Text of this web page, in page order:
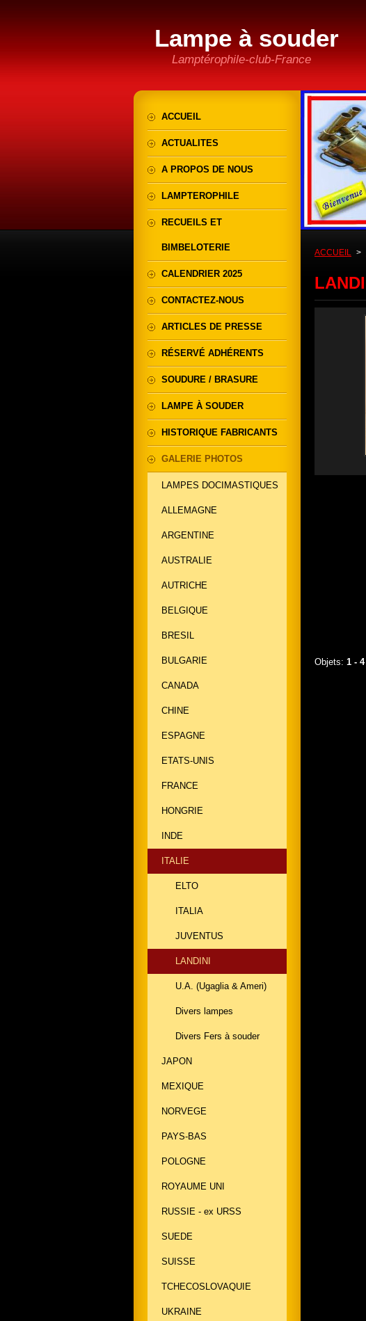
Lampe à souder
Lamptérophile-club-France
ACCUEIL >
Objets: 1 -
ACCUEIL
ACTUALITES
A PROPOS DE NOUS
LAMPTEROPHILE
RECUEILS ET
BIMBELOTERIE
CALENDRIER 2025
CONTACTEZ-NOUS
ARTICLES DE PRESSE
RÉSERVÉ ADHÉRENTS
SOUDURE / BRASURE
LAMPE À SOUDER
HISTORIQUE FABRICANTS
GALERIE PHOTOS
LAMPES DOCIMASTIQUES
ALLEMAGNE
ARGENTINE
AUSTRALIE
AUTRICHE
BELGIQUE
BRESIL
BULGARIE
CANADA
CHINE
ESPAGNE
ETATS-UNIS
FRANCE
HONGRIE
INDE
ITALIE
ELTO
ITALIA
JUVENTUS
LANDINI
U.A. (Ugaglia & Ameri)
Divers lampes
Divers Fers à souder
JAPON
MEXIQUE
NORVEGE
PAYS-BAS
POLOGNE
ROYAUME UNI
RUSSIE - ex URSS
SUEDE
SUISSE
TCHECOSLOVAQUIE
UKRAINE